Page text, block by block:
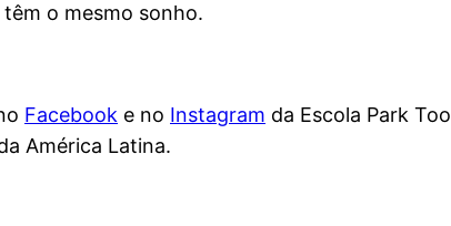
o mesmo sonho.
Facebook e no Instagram da Escola Park
América Latina.